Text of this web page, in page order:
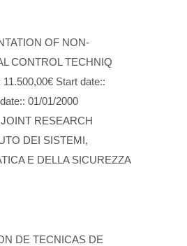
OF NON-
CONTROL TECHNIQ
Start date::
01/01/2000
RESEARCH
DEI SISTEMI,
E DELLA SICUREZZA
DE TECNICAS DE